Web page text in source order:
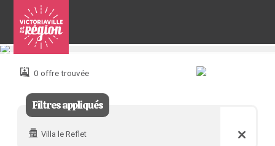
Pour
joindre 0 offre trouvée
Filtres appliqués
Villa le Reflet